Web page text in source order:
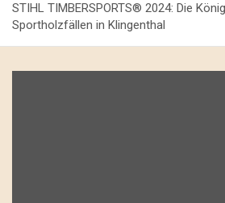
STIHL TIMBERSPORTS® 2024: Die
Sportholzfällen in Klingenthal